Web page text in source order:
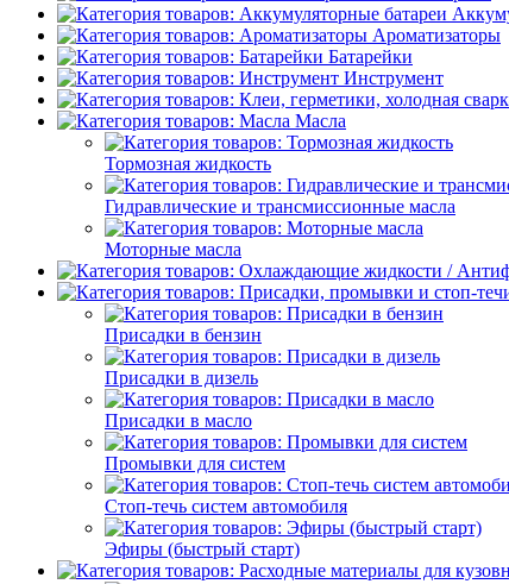
Ароматизаторы
Батарейки
Инструмент
Масла
Тормозная жидкость
Гидравлические и трансмиссионные масла
Моторные масла
Присадки в бензин
Присадки в дизель
Присадки в масло
Промывки для систем
Стоп-течь систем автомобиля
Эфиры (быстрый старт)